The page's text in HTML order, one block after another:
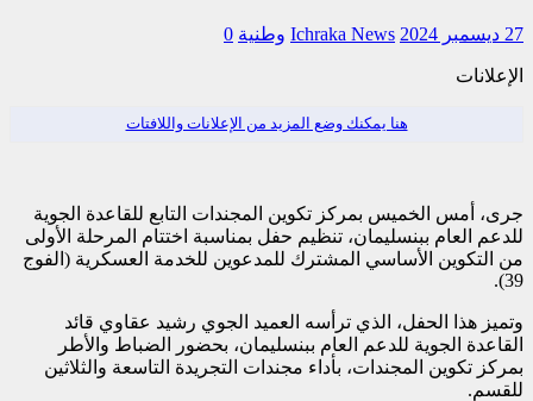
27 ديسمبر 2024 Ichraka News وطنية 0
الإعلانات
هنا يمكنك وضع المزيد من الإعلانات واللافتات
جرى، أمس الخميس بمركز تكوين المجندات التابع للقاعدة الجوية
للدعم العام ببنسليمان، تنظيم حفل بمناسبة اختتام المرحلة الأولى
من التكوين الأساسي المشترك للمدعوين للخدمة العسكرية (الفوج
39).
وتميز هذا الحفل، الذي ترأسه العميد الجوي رشيد عقاوي قائد
القاعدة الجوية للدعم العام ببنسليمان، بحضور الضباط والأطر
بمركز تكوين المجندات، بأداء مجندات التجريدة التاسعة والثلاثين
للقسم.